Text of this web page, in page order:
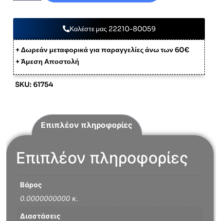
Καλέστε μας 22210-80059
+ Δωρεάν μεταφορικά για παραγγελίες άνω των 60€
+ Άμεση Αποστολή
SKU: 61754
Επιπλέον πληροφορίες
Επιπλέον πληροφορίες
Βάρος
0.0000000000 κ.
Διαστάσεις